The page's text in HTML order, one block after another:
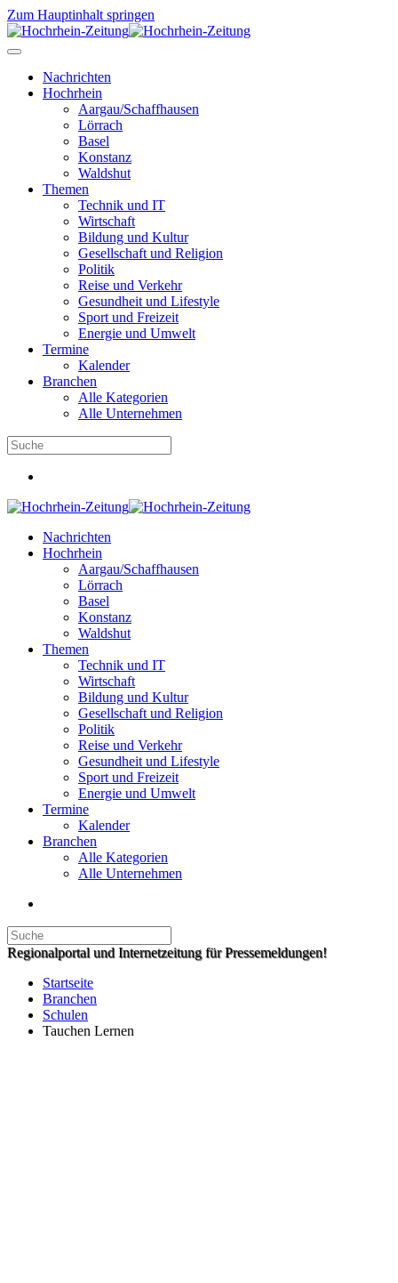
Zum Hauptinhalt springen
Nachrichten
Hochrhein
Aargau/Schaffhausen
Lörrach
Basel
Konstanz
Waldshut
Themen
Technik und IT
Wirtschaft
Bildung und Kultur
Gesellschaft und Religion
Politik
Reise und Verkehr
Gesundheit und Lifestyle
Sport und Freizeit
Energie und Umwelt
Termine
Kalender
Branchen
Alle Kategorien
Alle Unternehmen
Nachrichten
Hochrhein
Aargau/Schaffhausen
Lörrach
Basel
Konstanz
Waldshut
Themen
Technik und IT
Wirtschaft
Bildung und Kultur
Gesellschaft und Religion
Politik
Reise und Verkehr
Gesundheit und Lifestyle
Sport und Freizeit
Energie und Umwelt
Termine
Kalender
Branchen
Alle Kategorien
Alle Unternehmen
Regionalportal und Internetzeitung für Pressemeldungen!
Startseite
Branchen
Schulen
Tauchen Lernen